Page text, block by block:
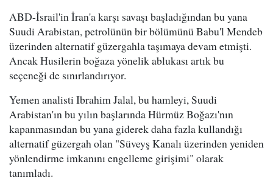
ABD-İsrail'in İran'a karşı savaşı başladığından bu yana
Suudi Arabistan, petrolünün bir bölümünü Babu'l Mendeb
üzerinden alternatif güzergahla taşımaya devam etmişti.
Ancak Husilerin boğaza yönelik ablukası artık bu
seçeneği de sınırlandırıyor.
Yemen analisti Ibrahim Jalal, bu hamleyi, Suudi
Arabistan'ın bu yılın başlarında Hürmüz Boğazı'nın
kapanmasından bu yana giderek daha fazla kullandığı
alternatif güzergah olan "Süveyş Kanalı üzerinden yeniden
yönlendirme imkanını engelleme girişimi" olarak
tanımladı.